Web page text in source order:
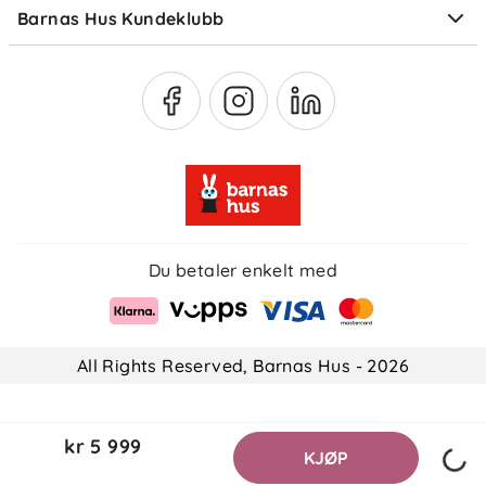
Barnas Hus Kundeklubb
Medlemsvilkår
Du betaler enkelt med
All Rights Reserved, Barnas Hus - 2026
kr 5 999 KJØP